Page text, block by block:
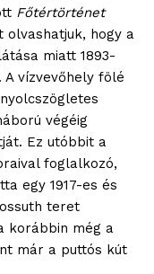
Főtértörténet
hogy a
miatt 1893-
vízvevőhely fölé
végéig
Ez utóbbit a
foglalkozó,
egy 1917-es és
teret
korábbin még a
már a puttós kút